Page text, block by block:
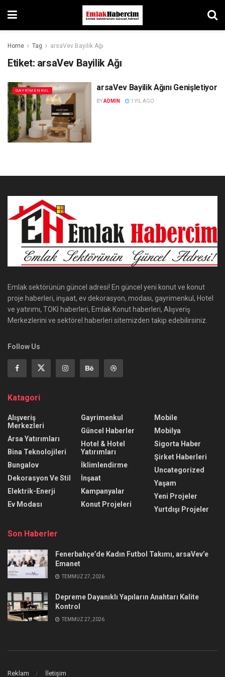
Home Tag arsaVev Bayilik Ağı
Etiket: arsaVev Bayilik Ağı
GAYRIMENKUL arsaVev Bayilik Ağını Genişletiyor
BYADMIN 1 YIL AGO
Emlak sektörünün güncel adresi! En güncel yeni konut ve konut
proje haberleri, inşaat, ev dekorasyon, modası, gayrimenkul, Hotel
ve yatırımı, TOKİ haberleri, Emlak Konut haberleri, Alışveriş
Merkezlerini ve sektörel haberleri sitemizden takip edebilirsiniz.
Follow Us
Katagori
Alışveriş
Merkezleri
Arsa Yatırımları
Bina Teknolojileri
Bungalov
Dekorasyon Ve Stil
Elektrik-Enerji
Ev Modası
Gayrimenkul
Güncel Haberler
Hotel & Hotel
Yatırımları
İklimlendirme
İnşaat
Kampanyalar
Konut Projeleri
Mobile
Mobilya
Sigorta Haber
Şirket Haberleri
Uncategorized
Yaşam
Yeni Projeler
Yurtdışı Projeler
Son Haberler
Fenerbahçe’de Kadın Futbol Takımı, arsaVev’e
Emanet
TEMMUZ 27, 2026
Depreme Dayanıklı Yapıların Anahtarı Kalite
Kontrol
TEMMUZ 27, 2026
Reklam İletişim